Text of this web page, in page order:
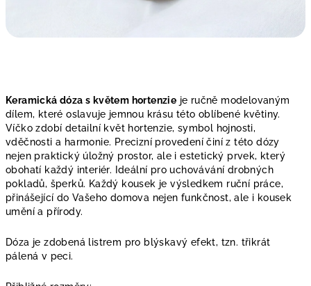
Keramická dóza s květem hortenzie je ručně modelovaným
dílem, které oslavuje jemnou krásu této oblíbené květiny.
Víčko zdobí detailní květ hortenzie, symbol hojnosti,
vděčnosti a harmonie. Precizní provedení činí z této dózy
nejen praktický úložný prostor, ale i estetický prvek, který
obohatí každý interiér. Ideální pro uchovávání drobných
pokladů, šperků. Každý kousek je výsledkem ruční práce,
přinášející do Vašeho domova nejen funkčnost, ale i kousek
umění a přírody.
Dóza je zdobená listrem pro blýskavý efekt, tzn. třikrát
pálená v peci.